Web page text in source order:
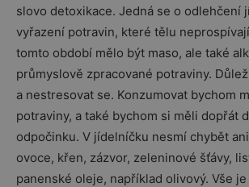
slovo detoxikace. Jedná se o odlehčení
vyřazení potravin, které tělu
tomto období mělo být maso, ale také
průmyslově zpracované potraviny.
a nestresovat se. Konzumovat bychom
potraviny, a také bychom si měli dopřát
odpočinku. V jídelníčku nesmí chybět
ovoce, křen, zázvor, zeleninové šťávy,
panenské oleje, například olivový. Vše